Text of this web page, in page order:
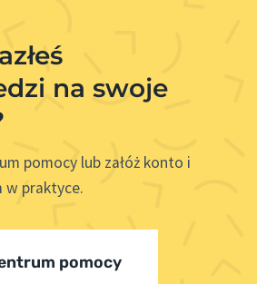
na swoje
pomocy lub załóż konto i
w praktyce.
pomocy